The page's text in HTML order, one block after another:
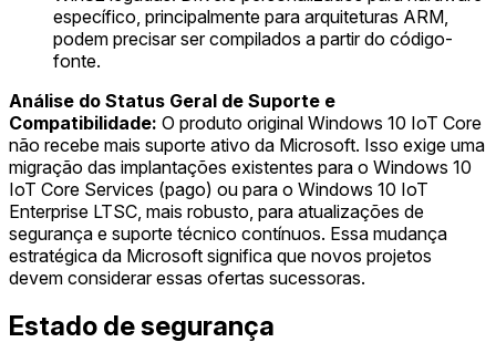
específico, principalmente para arquiteturas ARM,
podem precisar ser compilados a partir do código-
fonte.
Análise do Status Geral de Suporte e
Compatibilidade: O produto original Windows 10 IoT Core
não recebe mais suporte ativo da Microsoft. Isso exige uma
migração das implantações existentes para o Windows 10
IoT Core Services (pago) ou para o Windows 10 IoT
Enterprise LTSC, mais robusto, para atualizações de
segurança e suporte técnico contínuos. Essa mudança
estratégica da Microsoft significa que novos projetos
devem considerar essas ofertas sucessoras.
Estado de segurança